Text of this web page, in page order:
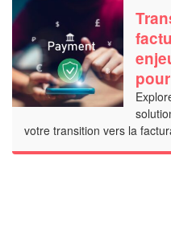
votre transition vers la